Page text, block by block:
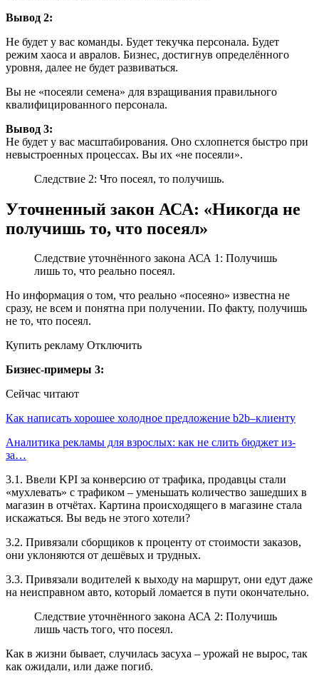
Вывод 2:
Не будет у вас команды. Будет текучка персонала. Будет
режим хаоса и авралов. Бизнес, достигнув определённого
уровня, далее не будет развиваться.
Вы не «посеяли семена» для взращивания правильного
квалифицированного персонала.
Вывод 3:
Не будет у вас масштабирования. Оно схлопнется быстро при
невыстроенных процессах. Вы их «не посеяли».
Следствие 2: Что посеял, то получишь.
Уточненный закон АСА: «Никогда не
получишь то, что посеял»
Следствие уточнённого закона АСА 1: Получишь
лишь то, что реально посеял.
Но информация о том, что реально «посеяно» известна не
сразу, не всем и понятна при получении. По факту, получишь
не то, что посеял.
Купить рекламу Отключить
Бизнес-примеры 3:
Сейчас читают
Как написать хорошее холодное предложение b2b–клиенту
Аналитика рекламы для взрослых: как не слить бюджет из-
за…
3.1. Ввели KPI за конверсию от трафика, продавцы стали
«мухлевать» с трафиком – уменьшать количество зашедших в
магазин в отчётах. Картина происходящего в магазине стала
искажаться. Вы ведь не этого хотели?
3.2. Привязали сборщиков к проценту от стоимости заказов,
они уклоняются от дешёвых и трудных.
3.3. Привязали водителей к выходу на маршрут, они едут даже
на неисправном авто, который ломается в пути окончательно.
Следствие уточнённого закона АСА 2: Получишь
лишь часть того, что посеял.
Как в жизни бывает, случилась засуха – урожай не вырос, так
как ожидали, или даже погиб.